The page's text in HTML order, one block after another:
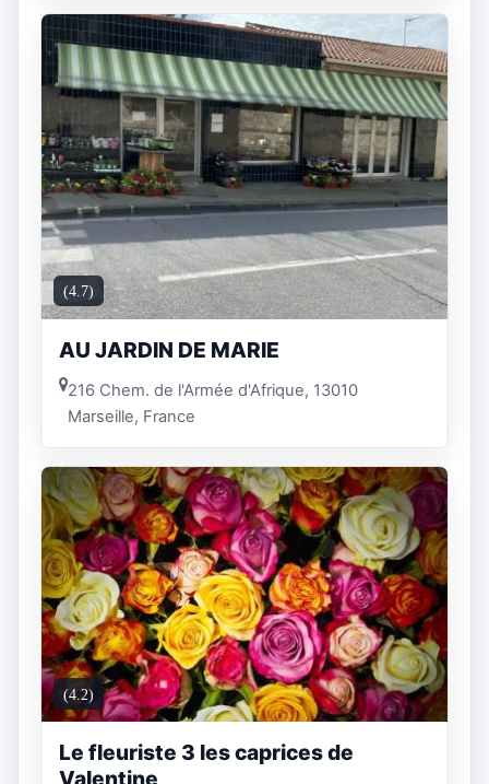
(4.7)
AU JARDIN DE MARIE
216 Chem. de l'Armée d'Afrique, 13010
Marseille, France
(4.2)
Le fleuriste 3 les caprices de